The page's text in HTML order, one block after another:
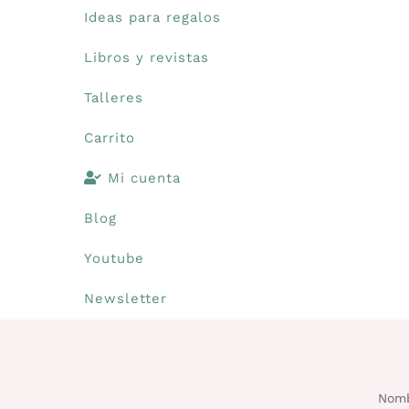
Ideas para regalos
Libros y revistas
Talleres
Carrito
Mi cuenta
Blog
Youtube
Newsletter